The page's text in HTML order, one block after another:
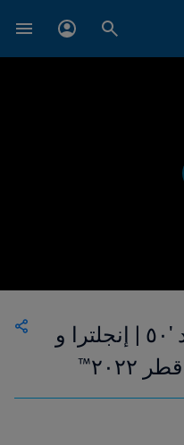
هدف ماركوس راشفورد '٥٠ | إنجلترا و